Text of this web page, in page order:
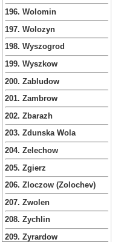
196. Wolomin
197. Wolozyn
198. Wyszogrod
199. Wyszkow
200. Zabludow
201. Zambrow
202. Zbarazh
203. Zdunska Wola
204. Zelechow
205. Zgierz
206. Zloczow (Zolochev)
207. Zwolen
208. Zychlin
209. Zyrardow